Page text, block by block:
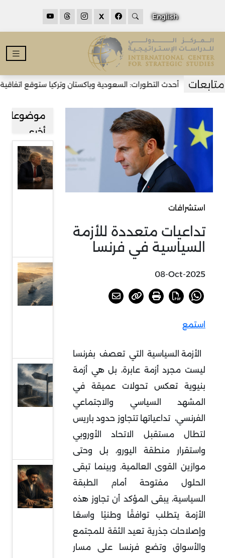
English
X
أحدث التطورات: السعودية وباكستان وتركيا ستوقع اتفاقية
استشرافات
تداعيات متعددة للأزمة
السياسية في فرنسا
08-Oct-2025
استمع
الأزمة السياسية التي تعصف بفرنسا
ليست مجرد أزمة عابرة، بل هي أزمة
بنيوية تعكس تحولات عميقة في
المشهد السياسي والاجتماعي
الفرنسي، تداعياتها تتجاوز حدود باريس
لتطال مستقبل الاتحاد الأوروبي
واستقرار منطقة اليورو، بل وحتى
موازين القوى العالمية. وبينما تبقى
الحلول مفتوحة أمام الطبقة
السياسية، يبقى المؤكد أن تجاوز هذه
الأزمة يتطلب توافقًا وطنيًا واسعًا
وإصلاحات جذرية تعيد الثقة للمجتمع
والأسواق وتضع فرنسا على مسار
موضوعات
أخرى
خطة
جمود
جديدة
الناتو..
معضلة
الهوية
ومستقبل
الأمن
الجماعي
سلوك
إيران
والمخاوف
من تغيير
طبيعة
الحرب